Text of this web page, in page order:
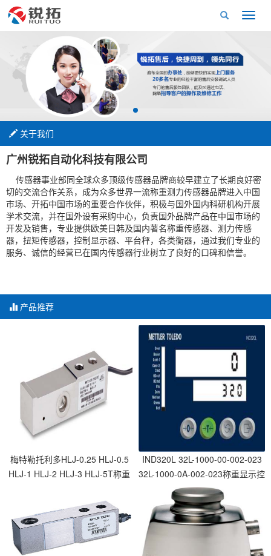
关于我们
广州锐拓自动化科技有限公司
传感器事业部同全球众多顶级传感器品牌商较早建立了长期良好密
切的交流合作关系，成为众多世界一流称重测力传感器品牌进入中国
市场、开拓中国市场的重要合作伙伴，积极与国外国内科研机构开展
学术交流，并在国外设有采购中心，负责国外品牌产品在中国市场的
开发及销售，专业提供欧美日韩及国内著名称重传感器、测力传感
器，扭矩传感器，控制显示器、平台秤，各类衡器，通过我们专业的
服务、诚信的经营已在国内传感器行业树立了良好的口碑和信誉。
产品推荐
梅特勒托利多HLJ-0.25 HLJ-0.5
HLJ-1 HLJ-2 HLJ-3 HLJ-5T称重
IND320L 32L-1000-00-002-023
32L-1000-0A-002-023称重显示控
制器